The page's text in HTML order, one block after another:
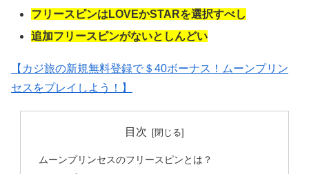
フリースピンはLOVEかSTARを選択すべし
追加フリースピンがないとしんどい
【カジ旅の新規無料登録で＄40ボーナス！ムーンプリン
セスをプレイしよう！】
目次
ムーンプリンセスのフリースピンとは？